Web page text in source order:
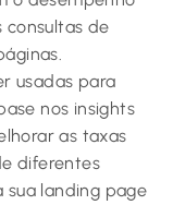
consultas de
usadas para
nos insights
as taxas
diferentes
sua landing page